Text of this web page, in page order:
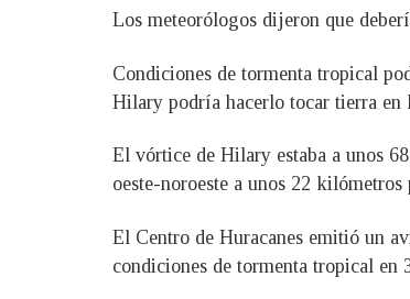
Los meteorólogos dijeron que
Condiciones de tormenta tropical
Hilary podría hacerlo tocar tierra en
El vórtice de Hilary estaba a unos
oeste-noroeste a unos 22
El Centro de Huracanes emitió un
condiciones de tormenta tropical en